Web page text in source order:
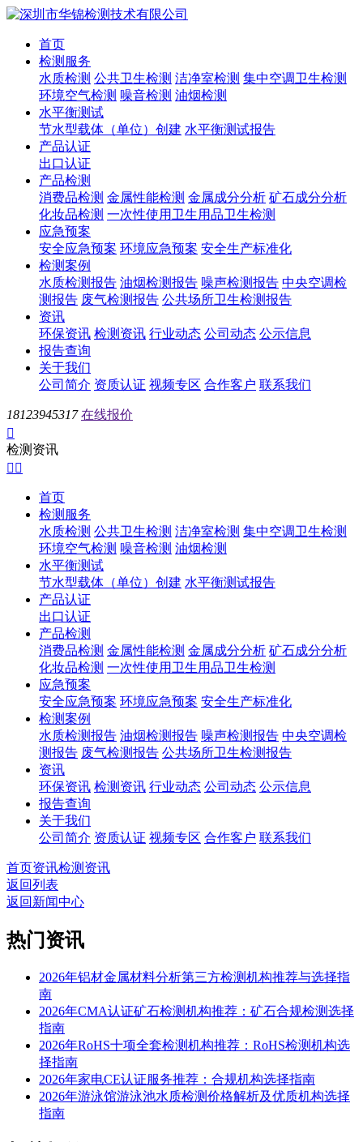
首页
检测服务
水质检测 公共卫生检测 洁净室检测 集中空调卫生检测
环境空气检测 噪音检测 油烟检测
水平衡测试
节水型载体（单位）创建 水平衡测试报告
产品认证
出口认证
产品检测
消费品检测 金属性能检测 金属成分分析 矿石成分分析
化妆品检测 一次性使用卫生用品卫生检测
应急预案
安全应急预案 环境应急预案 安全生产标准化
检测案例
水质检测报告 油烟检测报告 噪声检测报告 中央空调检
测报告 废气检测报告 公共场所卫生检测报告
资讯
环保资讯 检测资讯 行业动态 公司动态 公示信息
报告查询
关于我们
公司简介 资质认证 视频专区 合作客户 联系我们
18123945317 在线报价

检测资讯
 
首页
检测服务
水质检测 公共卫生检测 洁净室检测 集中空调卫生检测
环境空气检测 噪音检测 油烟检测
水平衡测试
节水型载体（单位）创建 水平衡测试报告
产品认证
出口认证
产品检测
消费品检测 金属性能检测 金属成分分析 矿石成分分析
化妆品检测 一次性使用卫生用品卫生检测
应急预案
安全应急预案 环境应急预案 安全生产标准化
检测案例
水质检测报告 油烟检测报告 噪声检测报告 中央空调检
测报告 废气检测报告 公共场所卫生检测报告
资讯
环保资讯 检测资讯 行业动态 公司动态 公示信息
报告查询
关于我们
公司简介 资质认证 视频专区 合作客户 联系我们
首页资讯检测资讯
返回列表
返回新闻中心
热门资讯
2026年铝材金属材料分析第三方检测机构推荐与选择指
南
2026年CMA认证矿石检测机构推荐：矿石合规检测选择
指南
2026年RoHS十项全套检测机构推荐：RoHS检测机构选
择指南
2026年家电CE认证服务推荐：合规机构选择指南
2026年游泳馆游泳池水质检测价格解析及优质机构选择
指南